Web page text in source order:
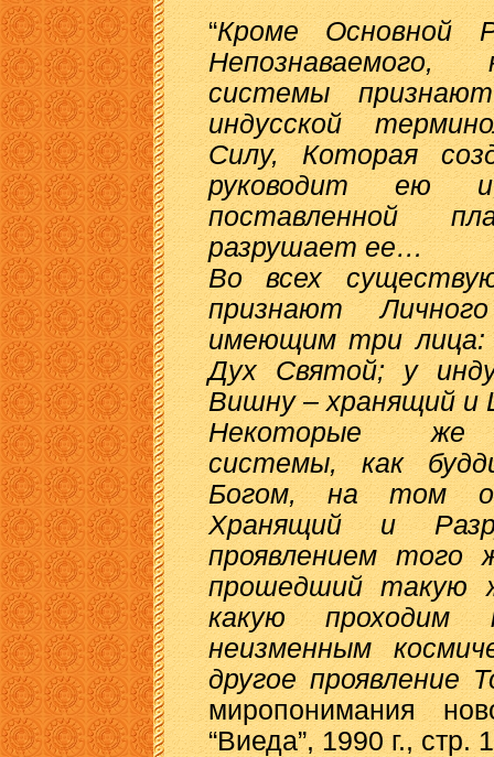
“Кроме Основной
Непознаваемого,
системы
индусской
Силу, Которая
руководит ею
поставленной
разрушает ее…
Во всех
признают
имеющим три
Дух Святой; у
Вишну – хранящий и
Некоторые же
системы, как
Богом, на том
Хранящий и
проявлением того
прошедший такую
какую
неизменным
другое проявление
миропонимания
“Виеда”, 1990 г., стр.